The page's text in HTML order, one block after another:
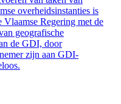
overheidsinstanties is
Vlaamse Regering met de
geografische
de GDI, door
zijn aan GDI-